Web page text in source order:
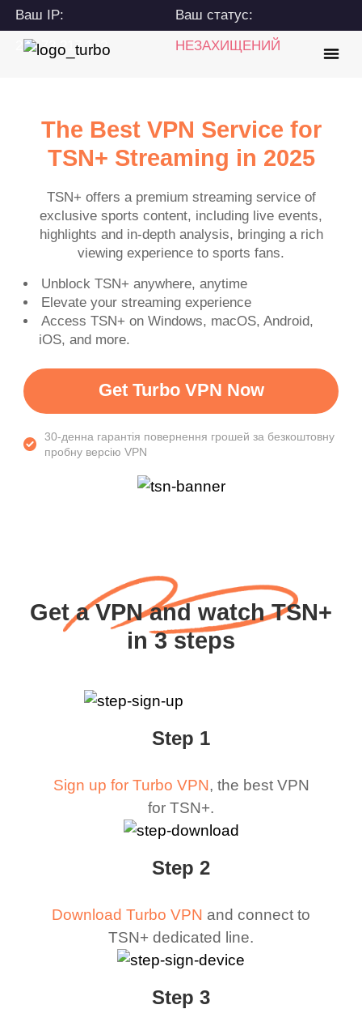
Ваш IP:
216.73.217.162
Ваш статус:
НЕЗАХИЩЕНИЙ
The Best VPN Service for
TSN+ Streaming in 2025
TSN+ offers a premium streaming service of
exclusive sports content, including live events,
highlights and in-depth analysis, bringing a rich
viewing experience to sports fans.
Unblock TSN+ anywhere, anytime
Elevate your streaming experience
Access TSN+ on Windows, macOS, Android,
iOS, and more.
Get Turbo VPN Now
30-денна гарантія повернення грошей за безкоштовну
пробну версію VPN
Get a VPN and watch TSN+
in 3 steps
Step 1
Sign up for Turbo VPN, the best VPN
for TSN+.
Step 2
Download Turbo VPN and connect to
TSN+ dedicated line.
Step 3